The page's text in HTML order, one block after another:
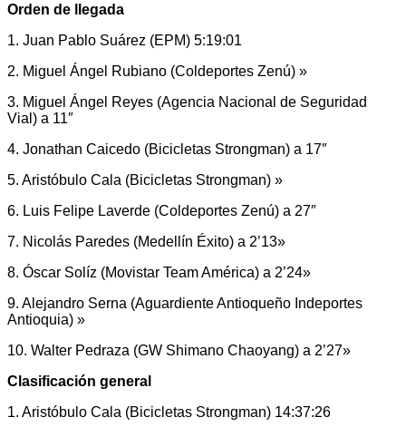
Orden de llegada
1. Juan Pablo Suárez (EPM) 5:19:01
2. Miguel Ángel Rubiano (Coldeportes Zenú) »
3. Miguel Ángel Reyes (Agencia Nacional de Seguridad
Vial) a 11″
4. Jonathan Caicedo (Bicicletas Strongman) a 17″
5. Aristóbulo Cala (Bicicletas Strongman) »
6. Luis Felipe Laverde (Coldeportes Zenú) a 27″
7. Nicolás Paredes (Medellín Éxito) a 2’13»
8. Óscar Solíz (Movistar Team América) a 2’24»
9. Alejandro Serna (Aguardiente Antioqueño Indeportes
Antioquia) »
10. Walter Pedraza (GW Shimano Chaoyang) a 2’27»
Clasificación general
1. Aristóbulo Cala (Bicicletas Strongman) 14:37:26